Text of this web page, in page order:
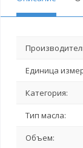
Единица
Категория:
Тип масла:
Объем: